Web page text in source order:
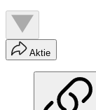
Aktie